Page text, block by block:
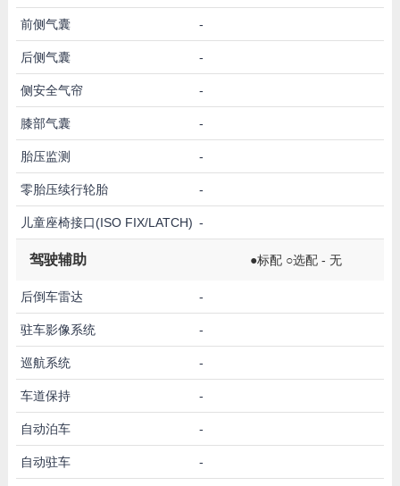
前侧气囊 -
后侧气囊 -
侧安全气帘 -
膝部气囊 -
胎压监测 -
零胎压续行轮胎 -
儿童座椅接口(ISO FIX/LATCH) -
驾驶辅助 ●标配 ○选配 - 无
后倒车雷达 -
驻车影像系统 -
巡航系统 -
车道保持 -
自动泊车 -
自动驻车 -